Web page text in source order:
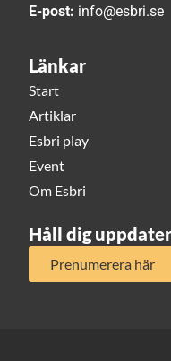
E-post: info@esbri.se
Länkar
Start
Artiklar
Esbri play
Event
Om Esbri
Håll dig
Prenumerera här